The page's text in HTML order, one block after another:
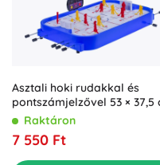
Asztali hoki rudakkal és
pontszámjelzővel 53 × 37,5
Raktáron
7 550 Ft